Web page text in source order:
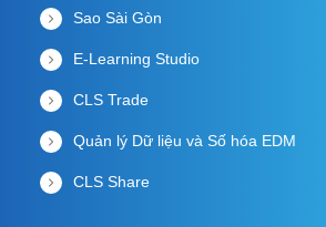
Sao Sài Gòn
E-Learning Studio
CLS Trade
Quản lý Dữ liệu và Số hóa EDM
CLS Share